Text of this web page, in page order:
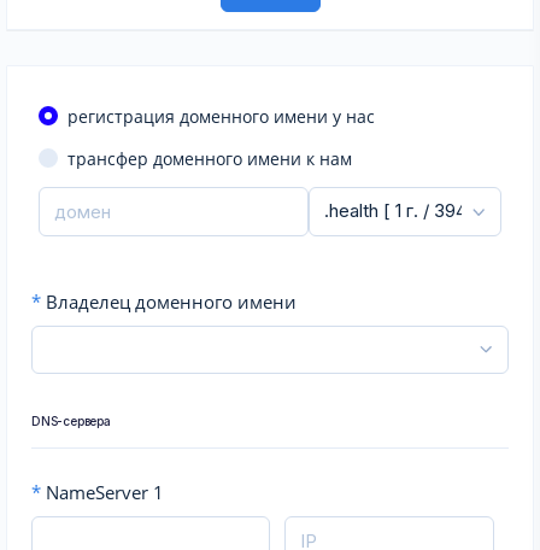
регистрация доменного имени у нас
трансфер доменного имени к нам
* Владелец доменного имени
DNS-сервера
* NameServer 1